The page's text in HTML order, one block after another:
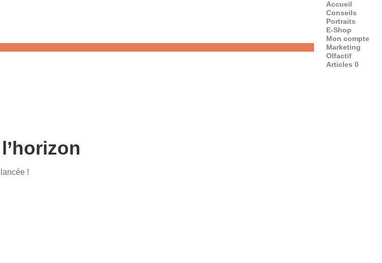
Accueil
Conseils
Portraits
E-Shop
Mon compte
Marketing
Olfactif
Articles 0
!